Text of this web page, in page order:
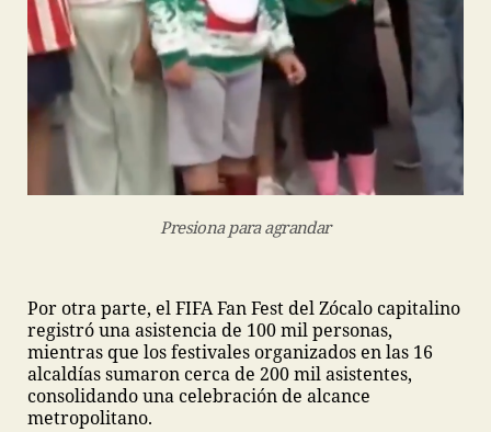
Presiona para agrandar
Por otra parte, el FIFA Fan Fest del Zócalo capitalino
registró una asistencia de 100 mil personas,
mientras que los festivales organizados en las 16
alcaldías sumaron cerca de 200 mil asistentes,
consolidando una celebración de alcance
metropolitano.